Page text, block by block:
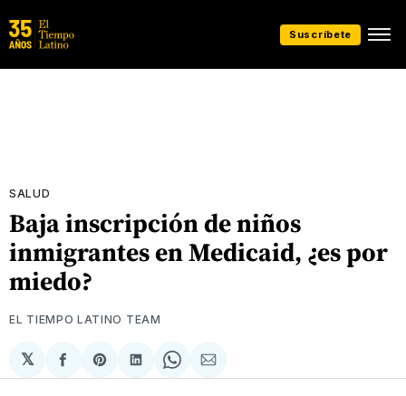
Suscríbete
SALUD
Baja inscripción de niños
inmigrantes en Medicaid, ¿es por
miedo?
EL TIEMPO LATINO TEAM
𝕏
Compartir
en
Share
on
Compartir
en
Share
on
Compartir
via